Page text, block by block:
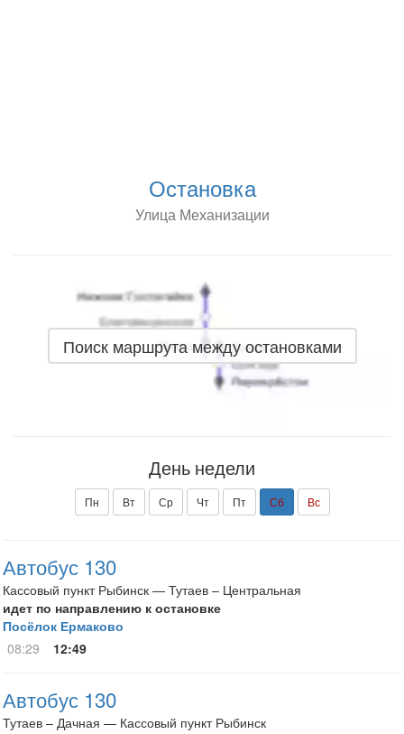
Остановка
Улица Механизации
Поиск маршрута между остановками
День недели
Пн Вт Ср Чт Пт Сб Вс
Автобус 130
Кассовый пункт Рыбинск — Тутаев – Центральная
идет по направлению к остановке
Посёлок Ермаково
08:29
12:49
Автобус 130
Тутаев – Дачная — Кассовый пункт Рыбинск